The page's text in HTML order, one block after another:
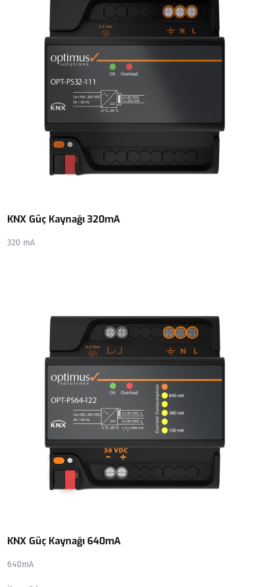
KNX Güç Kaynağı 320mA
320 mA
KNX Güç Kaynağı 640mA
640mA